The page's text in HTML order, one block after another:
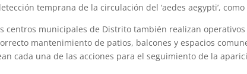
temprana de la circulación del ‘aedes aegypti’,
centros municipales de Distrito también realizan
mantenimiento de patios, balcones y espacios
cada una de las acciones para el seguimiento de la